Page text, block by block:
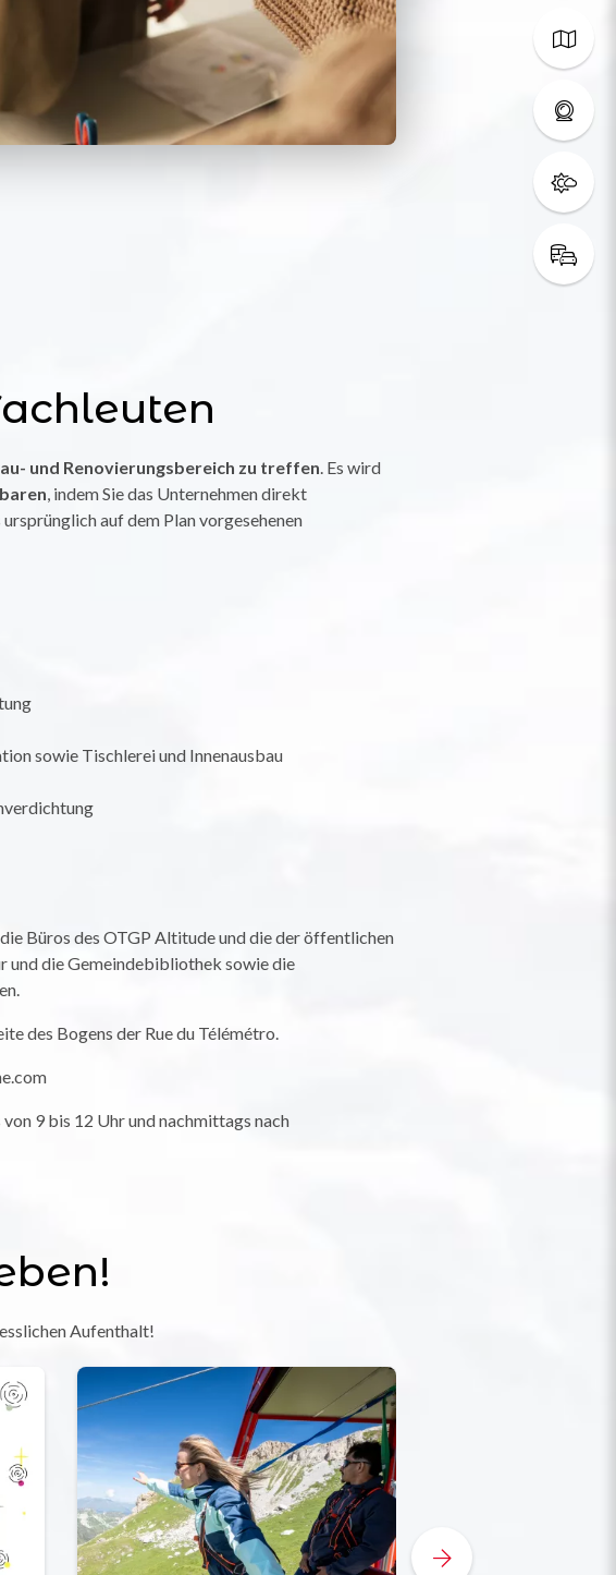
und Renovierungsbereich zu treffen. Es wird
, indem Sie das Unternehmen direkt
auf dem Plan vorgesehenen
sowie Tischlerei und Innenausbau
Büros des OTGP Altitude und die der öffentlichen
und die Gemeindebibliothek sowie die
des Bogens der Rue du Télémétro.
9 bis 12 Uhr und nachmittags nach
Aufenthalt!